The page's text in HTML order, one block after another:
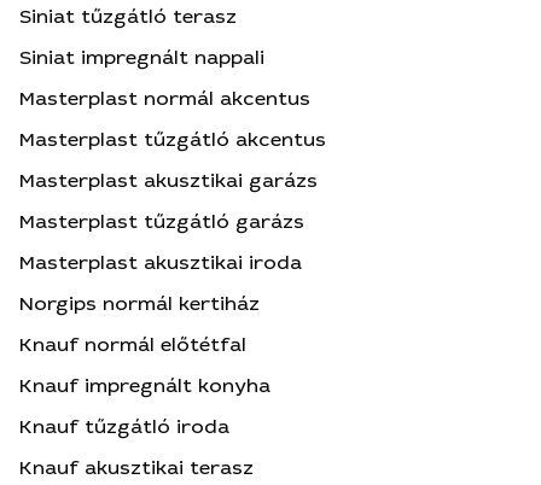
Siniat tűzgátló terasz
Siniat impregnált nappali
Masterplast normál akcentus
Masterplast tűzgátló akcentus
Masterplast akusztikai garázs
Masterplast tűzgátló garázs
Masterplast akusztikai iroda
Norgips normál kertiház
Knauf normál előtétfal
Knauf impregnált konyha
Knauf tűzgátló iroda
Knauf akusztikai terasz